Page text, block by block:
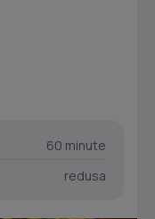
60 minute
redusa